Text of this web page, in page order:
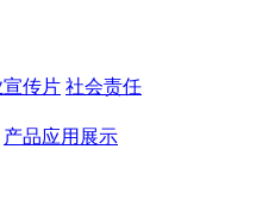
传片 社会责任
产品应用展示